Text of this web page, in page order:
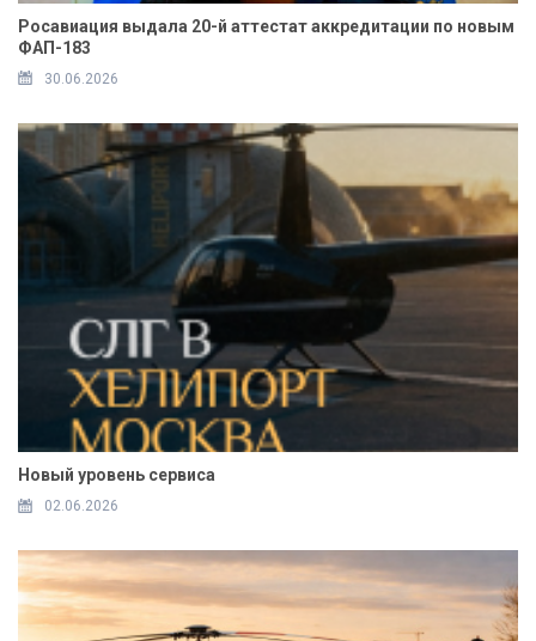
Росавиация выдала 20-й аттестат аккредитации по новым
ФАП-183
30.06.2026
Новый уровень сервиса
02.06.2026